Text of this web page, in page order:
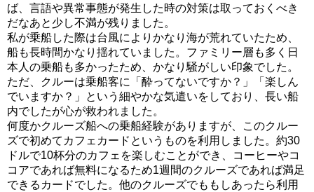
ば、言語や異常事態が発生した時の対策は取っておくべき
だなあと少し不満が残りました。
私が乗船した際は台風によりかなり海が荒れていたため、
船も長時間かなり揺れていました。ファミリー層も多く日
本人の乗船も多かったため、かなり騒がしい印象でした。
ただ、クルーは乗船客に「酔ってないですか？」「楽しん
でいますか？」という細やかな気遣いをしており、長い船
内でしたが心が救われました。
何度かクルーズ船への乗船経験がありますが、このクルー
ズで初めてカフェカードというものを利用しました。約30
ドルで10杯分のカフェを楽しむことができ、コーヒーやコ
コアであれば無料になるため1週間のクルーズであれば満足
できるカードでした。他のクルーズでももしあったら利用